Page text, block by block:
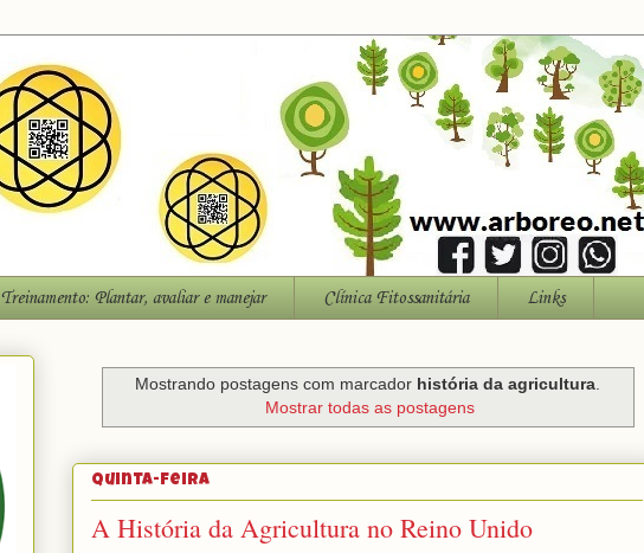
Treinamento: Plantar, avaliar e manejar Clínica Fitossanitária Links
Mostrando postagens com marcador história da agricultura.
Mostrar todas as postagens
quinta-feira
A História da Agricultura no Reino Unido